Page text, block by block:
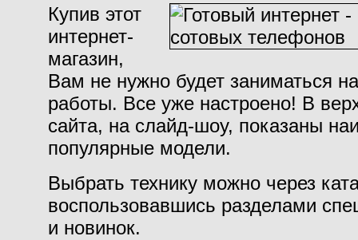
Купив этот
интернет-
магазин,
Вам не нужно будет заниматься
работы. Все уже настроено! В
сайта, на слайд-шоу, показаны
популярные модели.
Выбрать технику можно через
воспользовавшись разделами
и новинок.